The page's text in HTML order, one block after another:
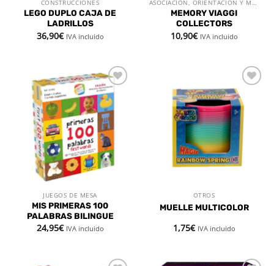
CONSTRUCCIONES
LEGO DUPLO CAJA DE
LADRILLOS
36,90€ IVA incluido
ASOCIACIÓN, ORIENTACIÓN Y MEMORIA
MEMORY VIAGGI
COLLECTORS
10,90€ IVA incluido
Añadir
a la
lista de
deseos
JUEGOS DE MESA
MIS PRIMERAS 100
PALABRAS BILINGUE
24,95€ IVA incluido
Añadir
a la
lista de
deseos
OTROS
MUELLE MULTICOLOR
1,75€ IVA incluido